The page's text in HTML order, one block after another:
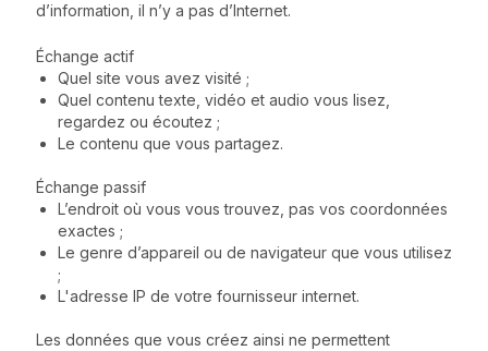
d’information, il n’y a pas d’Internet.
Échange actif
Quel site vous avez visité ;
Quel contenu texte, vidéo et audio vous lisez,
regardez ou écoutez ;
Le contenu que vous partagez.
Échange passif
L’endroit où vous vous trouvez, pas vos coordonnées
exactes ;
Le genre d’appareil ou de navigateur que vous utilisez
;
L'adresse IP de votre fournisseur internet.
Les données que vous créez ainsi ne permettent